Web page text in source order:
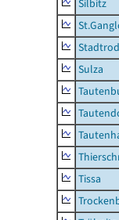
Silbitz
Sulza
Tissa